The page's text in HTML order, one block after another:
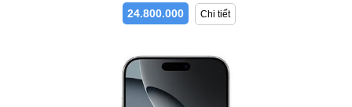
24.800.000 Chi tiết